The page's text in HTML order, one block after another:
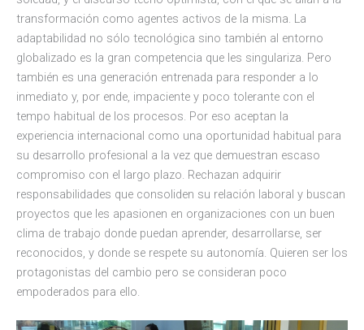
transformación como agentes activos de la misma. La
adaptabilidad no sólo tecnológica sino también al entorno
globalizado es la gran competencia que les singulariza. Pero
también es una generación entrenada para responder a lo
inmediato y, por ende, impaciente y poco tolerante con el
tempo habitual de los procesos. Por eso aceptan la
experiencia internacional como una oportunidad habitual para
su desarrollo profesional a la vez que demuestran escaso
compromiso con el largo plazo. Rechazan adquirir
responsabilidades que consoliden su relación laboral y buscan
proyectos que les apasionen en organizaciones con un buen
clima de trabajo donde puedan aprender, desarrollarse, ser
reconocidos, y donde se respete su autonomía. Quieren ser los
protagonistas del cambio pero se consideran poco
empoderados para ello.